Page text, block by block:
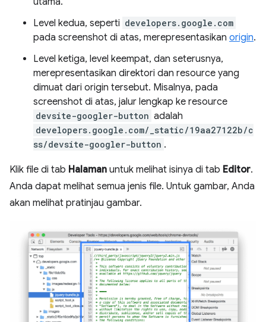
Level kedua, seperti developers.google.com
pada screenshot di atas, merepresentasikan origin.
Level ketiga, level keempat, dan seterusnya,
merepresentasikan direktori dan resource yang
dimuat dari origin tersebut. Misalnya, pada
screenshot di atas, jalur lengkap ke resource
devsite-googler-button adalah
developers.google.com/_static/19aa27122b/c
ss/devsite-googler-button .
Klik file di tab Halaman untuk melihat isinya di tab Editor.
Anda dapat melihat semua jenis file. Untuk gambar, Anda
akan melihat pratinjau gambar.